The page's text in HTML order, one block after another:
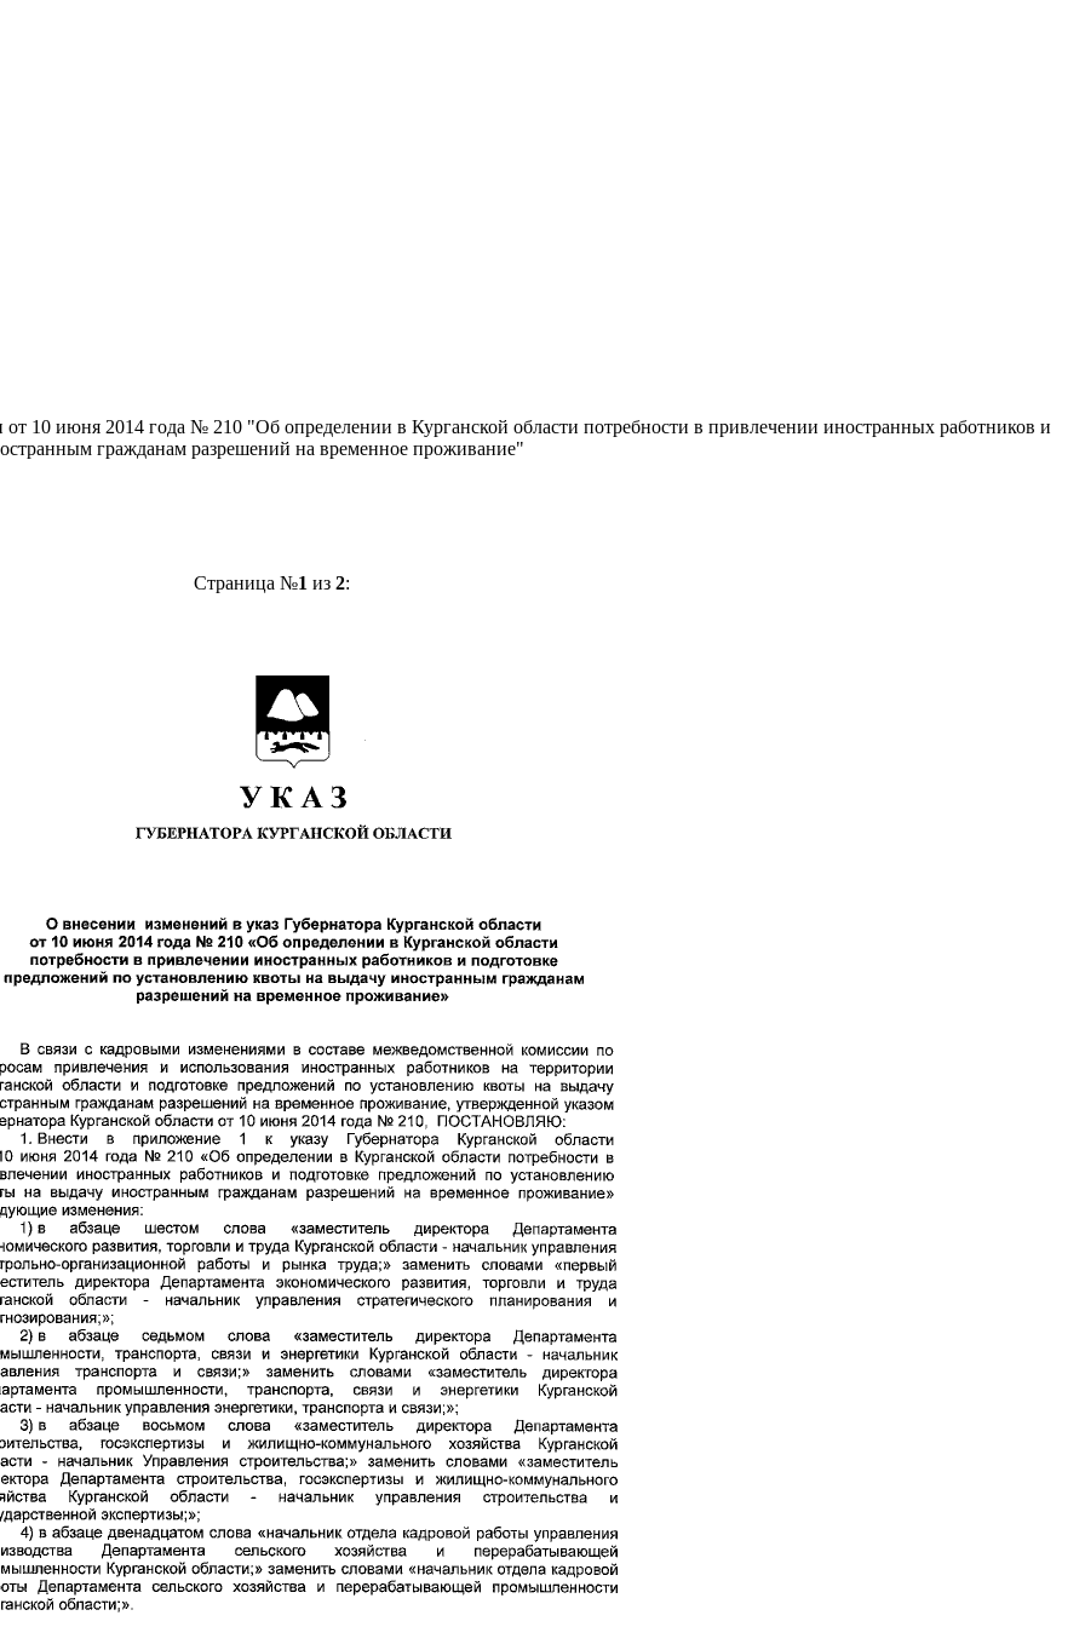
10 июня 2014 года № 210 "Об определении в Курганской области потребности в привлечении иностранных работников и
гражданам разрешений на временное проживание"
Страница №1 из 2: